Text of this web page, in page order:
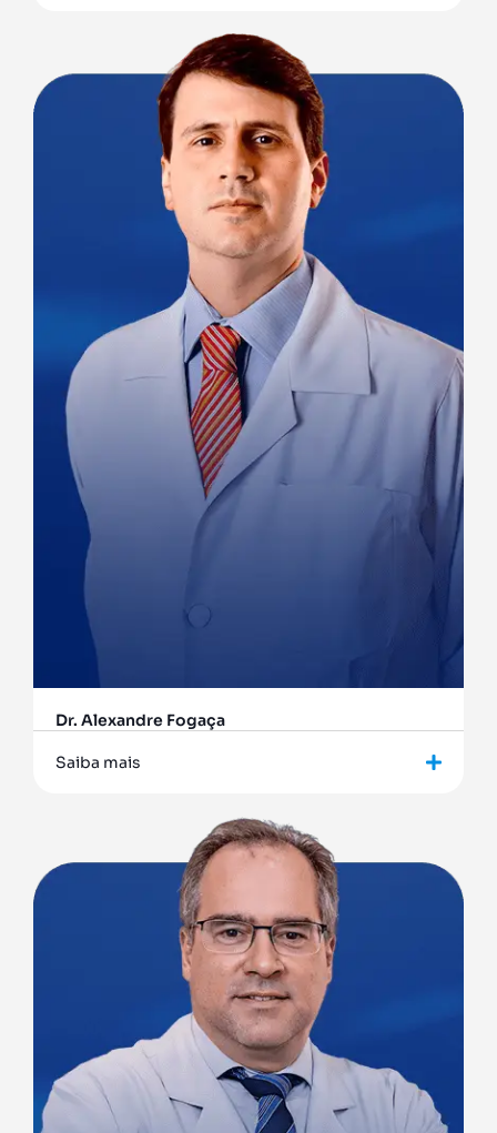
Dr. Alexandre Fogaça
Saiba mais